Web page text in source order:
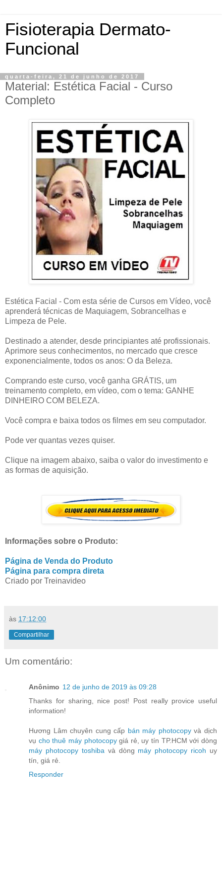
Fisioterapia Dermato-
Funcional
quarta-feira, 21 de junho de 2017
Material: Estética Facial - Curso
Completo
Estética Facial - Com esta série de Cursos em Vídeo, você
aprenderá técnicas de Maquiagem, Sobrancelhas e
Limpeza de Pele.
Destinado a atender, desde principiantes até profissionais.
Aprimore seus conhecimentos, no mercado que cresce
exponencialmente, todos os anos: O da Beleza.
Comprando este curso, você ganha GRÁTIS, um
treinamento completo, em vídeo, com o tema: GANHE
DINHEIRO COM BELEZA.
Você compra e baixa todos os filmes em seu computador.
Pode ver quantas vezes quiser.
Clique na imagem abaixo, saiba o valor do investimento e
as formas de aquisição.
Informações sobre o Produto:
Página de Venda do Produto
Página para compra direta
Criado por Treinavideo
às 17:12:00
Compartilhar
Um comentário:
Anônimo 12 de junho de 2019 às 09:28
Thanks for sharing, nice post! Post really provice useful
information!
Hương Lâm chuyên cung cấp bán máy photocopyvà dịch
vụ cho thuê máy photocopygiá rẻ, uy tín TP.HCM với dòng
máy photocopy toshiba và dòng máy photocopy ricoh uy
tín, giá rẻ.
Responder